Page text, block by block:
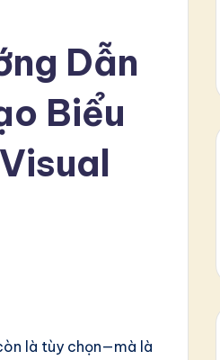
Dẫn
Biểu
là tùy chọn—mà là